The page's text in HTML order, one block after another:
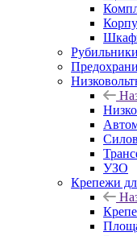
Рубильники
УЗО
Крепежи